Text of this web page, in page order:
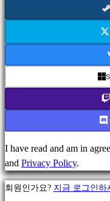
류
게
략
게
임
어
드
I have read and am in
and Privacy Policy.
회원인가요? 지금 로그인하